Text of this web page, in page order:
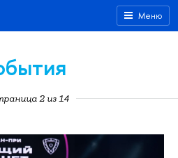
Меню
2 из 14